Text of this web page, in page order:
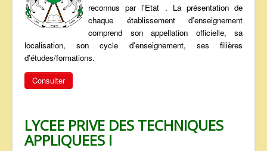
reconnus par l'Etat . La présentation de
chaque établissement d'enseignement
comprend son appellation officielle, sa
localisation, son cycle d'enseignement, ses filières
d'études/formations.
Consulter
LYCEE PRIVE DES TECHNIQUES
APPLIQUEES I